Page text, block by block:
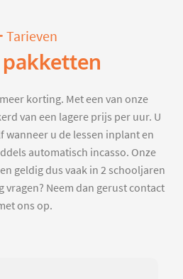
Tarieven
korting. Met een van onze
van een lagere prijs per uur. U
wanneer u de lessen inplant en
automatisch incasso. Onze
geldig dus vaak in 2 schooljaren
vragen? Neem dan gerust contact
ons op.